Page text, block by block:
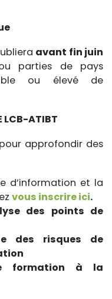
avant fin juin
parties de pays
ou élevé de
ATIBT
approfondir des
d’information et la
vous inscrire ici.
des points de
des risques de
formation à la